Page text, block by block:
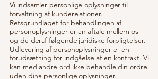
Vi indsamler personlige oplysninger til
forvaltning af kunderelationer.
Retsgrundlaget for behandlingen af
personoplysninger er en aftale mellem os
og de deraf følgende juridiske forpligtelser.
Udlevering af personoplysninger er en
forudsætning for indgåelse af en kontrakt. Vi
kan med andre ord ikke behandle din ordre
uden dine personlige oplysninger.